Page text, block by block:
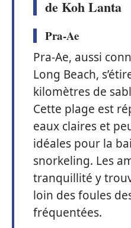
de Koh Lanta
Pra-Ae
Pra-Ae, aussi
Long Beach,
kilomètres de
Cette plage est
eaux claires et
idéales pour la
snorkeling. Les
tranquillité y
loin des foules
fréquentées.